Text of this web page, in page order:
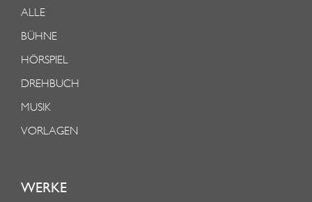
ALLE
BÜHNE
HÖRSPIEL
DREHBUCH
MUSIK
VORLAGEN
WERKE